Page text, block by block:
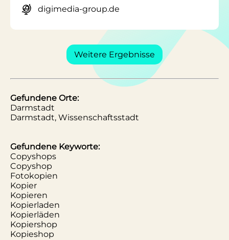
digimedia-group.de
Weitere Ergebnisse
Gefundene Orte:
Darmstadt
Darmstadt, Wissenschaftsstadt
Gefundene Keyworte:
Copyshops
Copyshop
Fotokopien
Kopier
Kopieren
Kopierladen
Kopierläden
Kopiershop
Kopieshop